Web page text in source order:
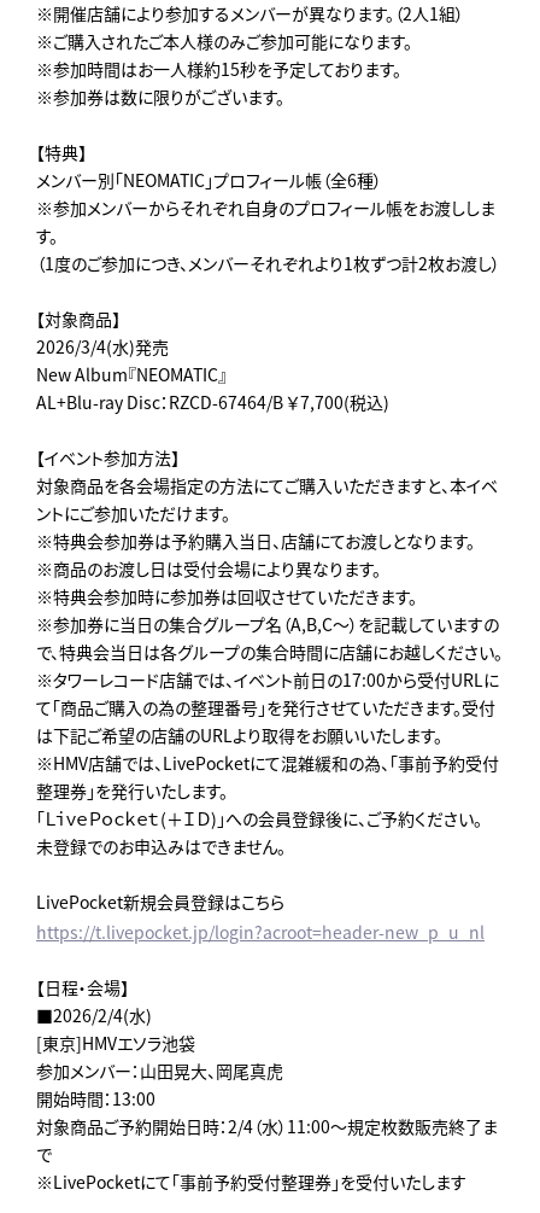
※開催店舗により参加するメンバーが異なります。（2人1組）
※ご購入されたご本人様のみご参加可能になります。
※参加時間はお一人様約15秒を予定しております。
※参加券は数に限りがございます。
【特典】
メンバー別「NEOMATIC」プロフィール帳（全6種）
※参加メンバーからそれぞれ自身のプロフィール帳をお渡ししま
す。
（1度のご参加につき、メンバーそれぞれより1枚ずつ計2枚お渡し）
【対象商品】
2026/3/4(水)発売
New Album『NEOMATIC』
AL+Blu-ray Disc：RZCD-67464/B ￥7,700(税込)
【イベント参加方法】
対象商品を各会場指定の方法にてご購入いただきますと、本イベ
ントにご参加いただけます。
※特典会参加券は予約購入当日、店舗にてお渡しとなります。
※商品のお渡し日は受付会場により異なります。
※特典会参加時に参加券は回収させていただきます。
※参加券に当日の集合グループ名（A,B,C～）を記載していますの
で、特典会当日は各グループの集合時間に店舗にお越しください。
※タワーレコード店舗では、イベント前日の17:00から受付URLに
て「商品ご購入の為の整理番号」を発行させていただきます。受付
は下記ご希望の店舗のURLより取得をお願いいたします。
※HMV店舗では、LivePocketにて混雑緩和の為、「事前予約受付
整理券」を発行いたします。
「ＬｉｖｅＰｏｃｋｅｔ(＋ＩＤ)」への会員登録後に、ご予約ください。
未登録でのお申込みはできません。
LivePocket新規会員登録はこちら
https://t.livepocket.jp/login?acroot=header-new_p_u_nl
【日程・会場】
■2026/2/4(水)
[東京]HMVエソラ池袋
参加メンバー：山田晃大、岡尾真虎
開始時間：13:00
対象商品ご予約開始日時：2/4（水）11:00～規定枚数販売終了ま
で
※LivePocketにて「事前予約受付整理券」を受付いたします